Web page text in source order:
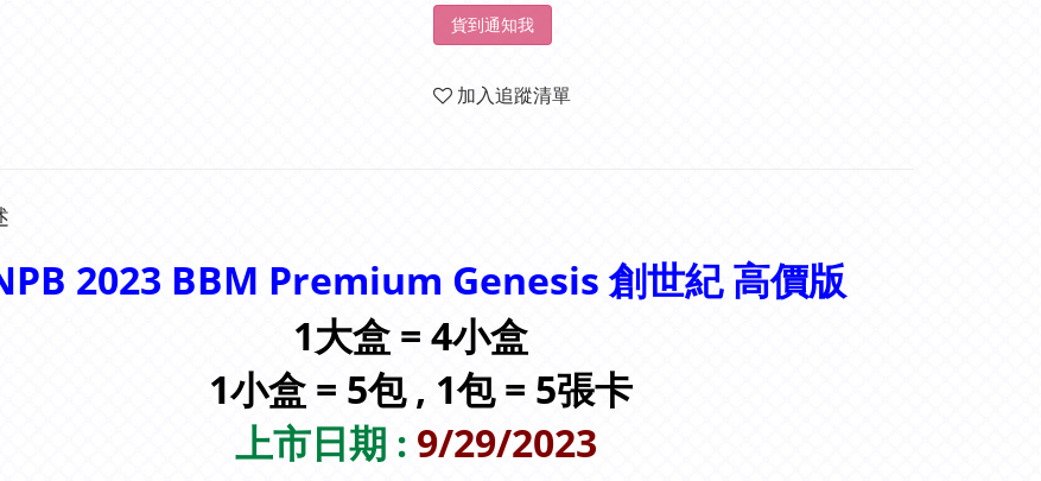
貨到通知我
加入追蹤清單
2023 BBM Premium Genesis 創世紀 高價版
1大盒 = 4小盒
1小盒 = 5包 , 1包 = 5張卡
上市日期 : 9/29/2023